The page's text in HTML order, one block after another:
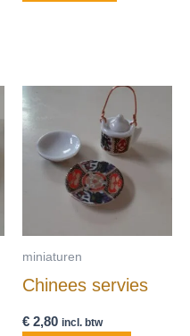
miniaturen
Chinees servies
€2,80 incl. btw